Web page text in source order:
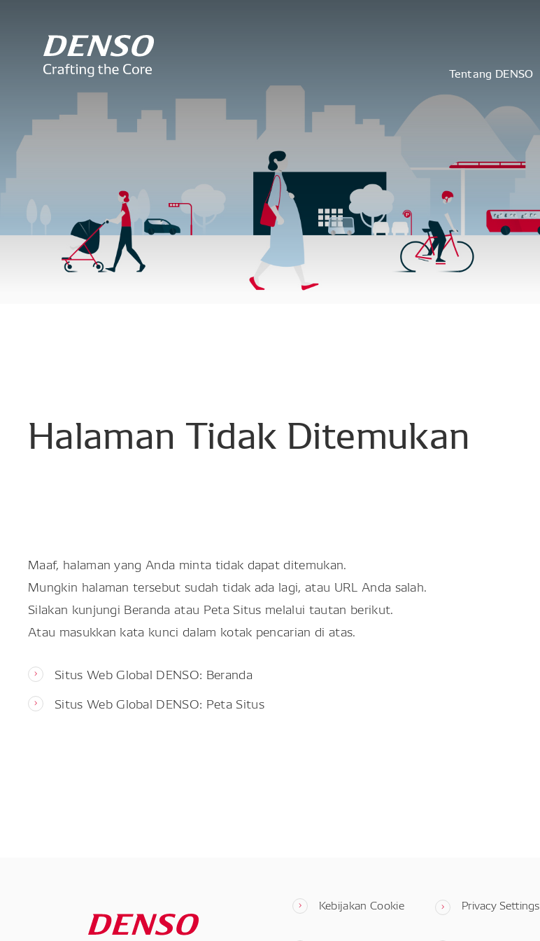
Tentang DENSO
Halaman Tidak Ditemukan
Maaf, halaman yang Anda minta tidak dapat ditemukan.
Mungkin halaman tersebut sudah tidak ada lagi, atau URL Anda salah.
Silakan kunjungi Beranda atau Peta Situs melalui tautan berikut.
Atau masukkan kata kunci dalam kotak pencarian di atas.
Situs Web Global DENSO: Beranda
Situs Web Global DENSO: Peta Situs
Kebijakan Cookie Privacy Settings